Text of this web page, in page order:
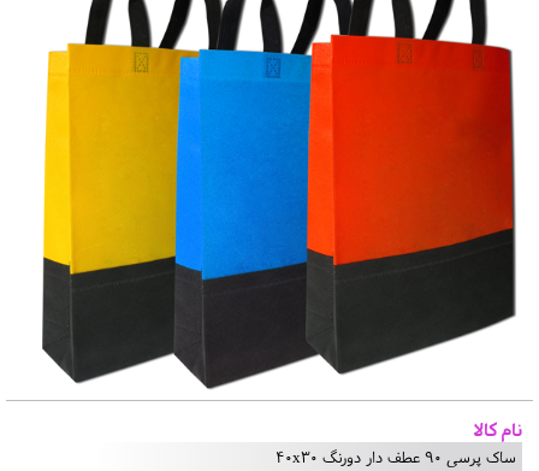
نام کالا
ساک پرسی 90 عطف دار دورنگ 40x30